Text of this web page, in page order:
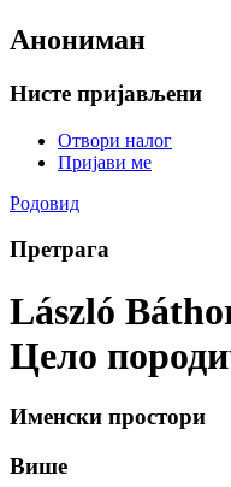
Анониман
Нисте пријављени
Отвори налог
Пријави ме
Родовид
Претрага
László
Цело
Именски простори
Више